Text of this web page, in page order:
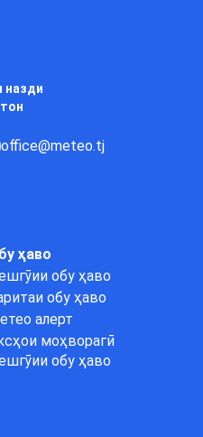
назди
office@meteo.tj
ҳаво
обу ҳаво
обу ҳаво
алерт
моҳворагӣ
обу ҳаво